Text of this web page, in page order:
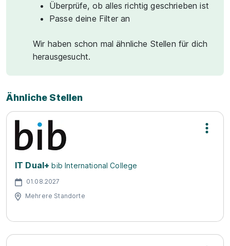
Überprüfe, ob alles richtig geschrieben ist
Passe deine Filter an
Wir haben schon mal ähnliche Stellen für dich
herausgesucht.
Ähnliche Stellen
IT Dual+ bib International College
01.08.2027
Mehrere Standorte